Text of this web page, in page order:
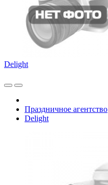
Delight
Праздничное агентство
Delight